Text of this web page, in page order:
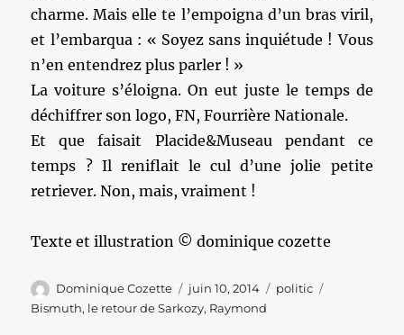
charme. Mais elle te l’empoigna d’un bras viril,
et l’embarqua : « Soyez sans inquiétude ! Vous
n’en entendrez plus parler ! »
La voiture s’éloigna. On eut juste le temps de
déchiffrer son logo, FN, Fourrière Nationale.
Et que faisait Placide&Museau pendant ce
temps ? Il reniflait le cul d’une jolie petite
retriever. Non, mais, vraiment !
Texte et illustration © dominique cozette
Auteur
Dominique Cozette
Publié
le
juin 10, 2014 Catégories
politic
Bismuth, le retour de Sarkozy, Raymond